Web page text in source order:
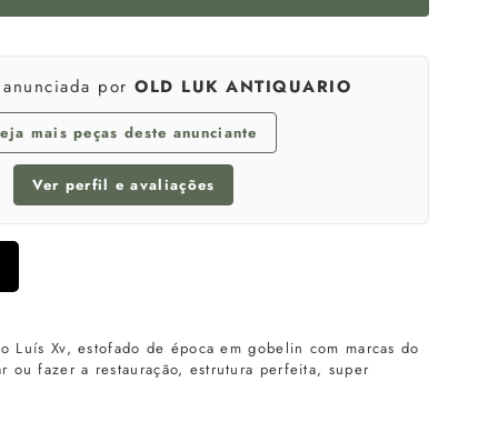
por OLD LUK ANTIQUARIO
mais peças deste anunciante
Ver perfil e avaliações
Luís Xv, estofado de época em gobelin com marcas do
ou fazer a restauração, estrutura perfeita, super